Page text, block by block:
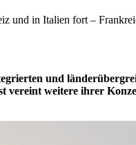
und in Italien fort –
und
vereint weitere ihrer